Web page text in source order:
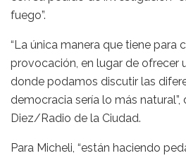
fuego”.
“La única manera que tiene para
provocación, en lugar de ofrecer
donde podamos discutir las
democracia sería lo más
Diez/Radio de la Ciudad.
Para Micheli, “están haciendo